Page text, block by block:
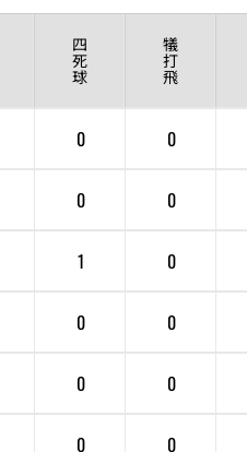
四
死
球
犠
打
飛
0 0
0 0
1 0
0 0
0 0
0 0